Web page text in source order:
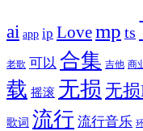
ai app ip Lovemp ts
老歌 可以 合集 吉他 商
载 摇滚 无损 无
歌词 流行 流行音乐